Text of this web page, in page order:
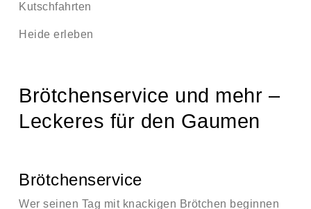
Kutschfahrten
Heide erleben
Brötchenservice und mehr –
Leckeres für den Gaumen
Brötchenservice
Wer seinen Tag mit knackigen Brötchen beginnen